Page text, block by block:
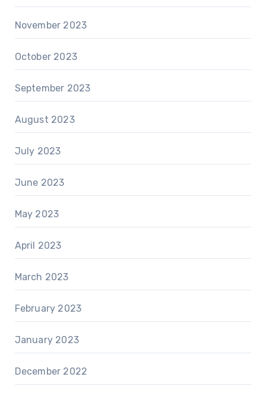
November 2023
October 2023
September 2023
August 2023
July 2023
June 2023
May 2023
April 2023
March 2023
February 2023
January 2023
December 2022